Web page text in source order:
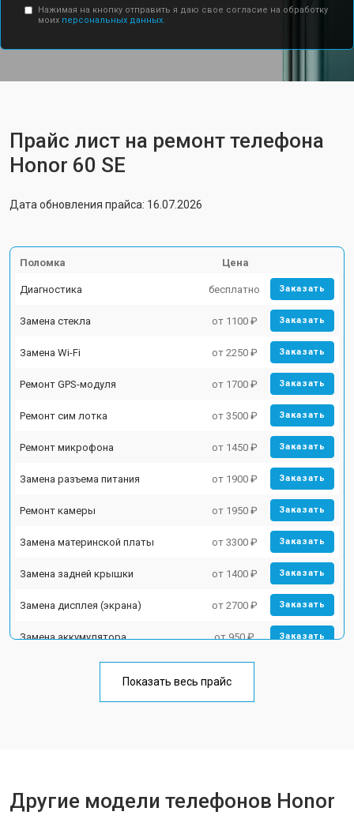
Нажимая на кнопку отправить я даю свое согласие на обработку
моих персональных данных.
Прайс лист на ремонт телефона
Honor 60 SE
Дата обновления прайса: 16.07.2026
Поломка Цена
Диагностика бесплатно Заказать
Замена стекла от 1100 ₽ Заказать
Замена Wi-Fi от 2250 ₽ Заказать
Ремонт GPS-модуля от 1700 ₽ Заказать
Ремонт сим лотка от 3500 ₽ Заказать
Ремонт микрофона от 1450 ₽ Заказать
Замена разъема питания от 1900 ₽ Заказать
Ремонт камеры от 1950 ₽ Заказать
Замена материнской платы от 3300 ₽ Заказать
Замена задней крышки от 1400 ₽ Заказать
Замена дисплея (экрана) от 2700 ₽ Заказать
Замена аккумулятора от 950 ₽ Заказать
Ремонт цепи питания от 3200 ₽
Показать весь прайс
Другие модели телефонов Honor